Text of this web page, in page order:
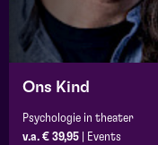
Ons Kind
Psychologie in theater
v.a. € 39,95
Events